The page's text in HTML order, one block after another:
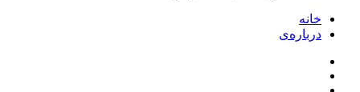
خانه
درباره‌ی